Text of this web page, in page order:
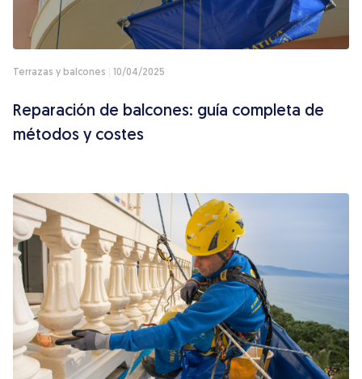
Terrazas y balcones 10/04/2025
Reparación de balcones: guía completa de
métodos y costes